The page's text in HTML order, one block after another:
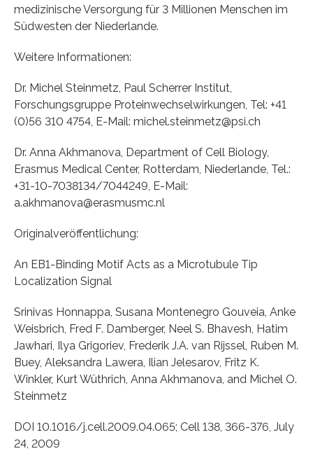
medizinische Versorgung für 3 Millionen Menschen im
Südwesten der Niederlande.
Weitere Informationen:
Dr. Michel Steinmetz, Paul Scherrer Institut,
Forschungsgruppe Proteinwechselwirkungen, Tel: +41
(0)56 310 4754, E-Mail: michel.steinmetz@psi.ch
Dr. Anna Akhmanova, Department of Cell Biology,
Erasmus Medical Center, Rotterdam, Niederlande, Tel.:
+31-10-7038134/7044249, E-Mail:
a.akhmanova@erasmusmc.nl
Originalveröffentlichung:
An EB1-Binding Motif Acts as a Microtubule Tip
Localization Signal
Srinivas Honnappa, Susana Montenegro Gouveia, Anke
Weisbrich, Fred F. Damberger, Neel S. Bhavesh, Hatim
Jawhari, Ilya Grigoriev, Frederik J.A. van Rijssel, Ruben M.
Buey, Aleksandra Lawera, Ilian Jelesarov, Fritz K.
Winkler, Kurt Wüthrich, Anna Akhmanova, and Michel O.
Steinmetz
DOI 10.1016/j.cell.2009.04.065; Cell 138, 366-376, July
24, 2009